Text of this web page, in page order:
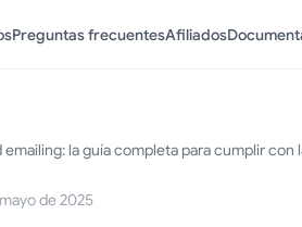
Preguntas frecuentesAfiliados
emailing: la guía completa para cumplir
de 2025